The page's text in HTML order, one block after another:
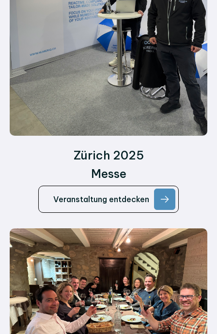
Zürich 2025
Messe
Veranstaltung entdecken